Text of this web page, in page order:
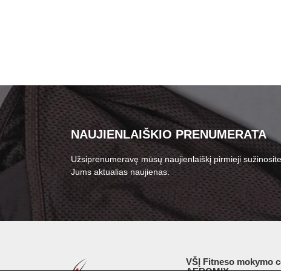
NAUJIENLAIŠKIO PRENUMERATA
Užsiprenumeravę mūsų naujienlaiškį pirmieji sužinosite
Jums aktualias naujienas.
VŠĮ Fitneso mokymo